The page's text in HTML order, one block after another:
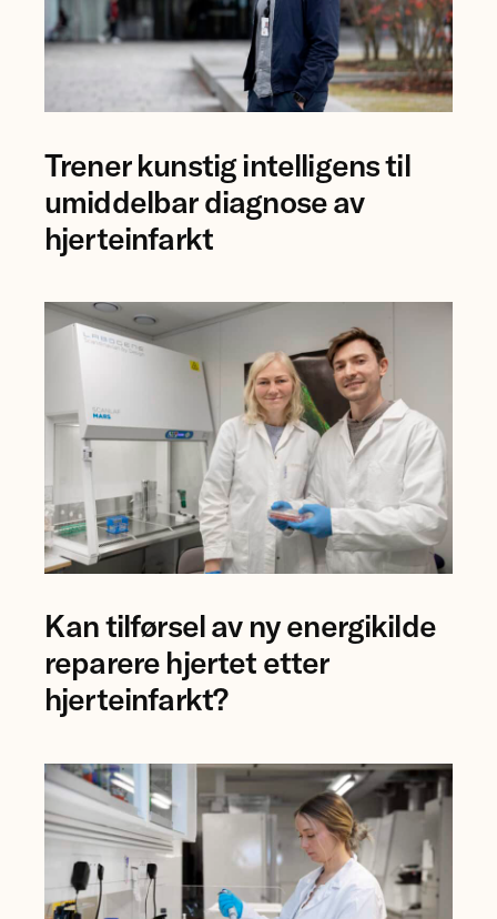
Bjørn-
Jostein
Singstad
ved
Trener kunstig intelligens til
umiddelbar diagnose av
hjerteinfarkt
Åsa
Birgisdottir
og
forsker
Calvoli,
Universitetet
i
Tromsø.
Kan tilførsel av ny energikilde
reparere hjertet etter
hjerteinfarkt?